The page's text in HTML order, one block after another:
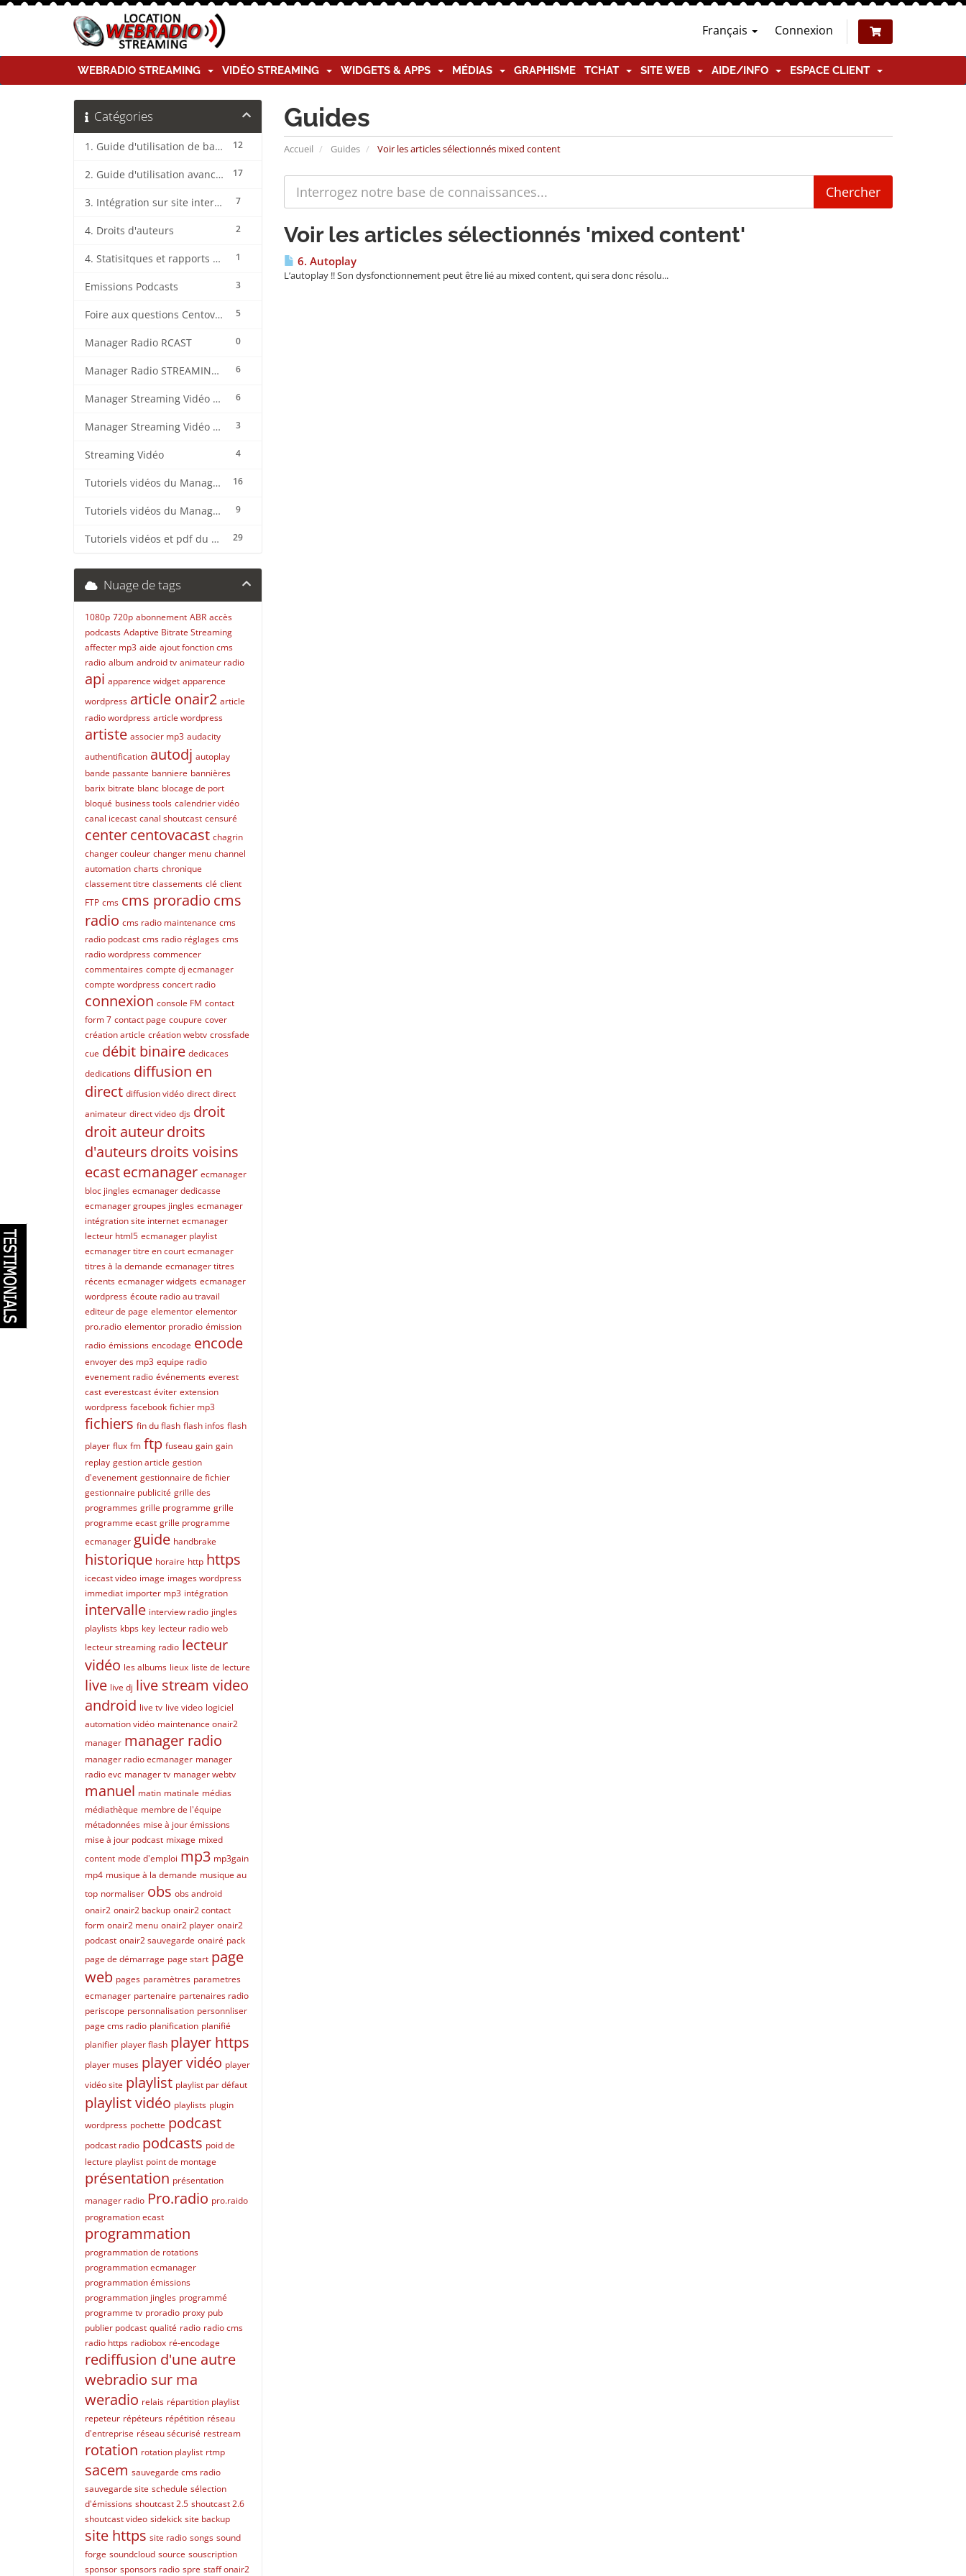
Français Connexion
WEBRADIO STREAMING VIDÉO STREAMING WIDGETS & APPS MÉDIAS GRAPHISME TCHAT SITE WEB AIDE/INFO ESPACE CLIENT
Guides
Accueil Guides Voir les articles sélectionnés mixed content
Catégories
12
1. Guide d'utilisation de base CentovaCast
17
2. Guide d'utilisation avancée CentovaCast
7
3. Intégration sur site internet CentovaCast
2
4. Droits d'auteurs
1
4. Statisitques et rapports CentovaCast
3
Emissions Podcasts
5
Foire aux questions CentovaCast
0
Manager Radio RCAST
6
Manager Radio STREAMING CENTER
6
Manager Streaming Vidéo TVMCP
3
Manager Streaming Vidéo VDO
4
Streaming Vidéo
16
Tutoriels vidéos du Manager Radio CentovaCast
9
Tutoriels vidéos du Manager Radio STREAMING CENTER
29
Tutoriels vidéos et pdf du CMS Radio Wordpress + OnAir2/Pro.Radio
Voir les articles sélectionnés 'mixed content'
6. Autoplay
L’autoplay !! Son dysfonctionnement peut être lié au mixed content, qui sera donc résolu...
Nuage de tags
1080p 720p abonnement ABR accès
podcasts Adaptive Bitrate Streaming
affecter mp3 aide ajout fonction cms
radio album android tv animateur radio
api apparence widget apparence
wordpress article onair2 article
radio wordpress article wordpress
artiste associer mp3 audacity
authentification autodj autoplay
bande passante banniere bannières
barix bitrate blanc blocage de port
bloqué business tools calendrier vidéo
canal icecast canal shoutcast censuré
centercentovacast chagrin
changer couleur changer menu channel
automation charts chronique
classement titre classements clé client
FTP cms cms proradio cms
radio cms radio maintenance cms
radio podcast cms radio réglages cms
radio wordpress commencer
commentaires compte dj ecmanager
compte wordpress concert radio
connexion console FM contact
form 7 contact page coupure cover
création article création webtv crossfade
cue débit binaire dedicaces
dedications diffusion en
direct diffusion vidéo direct direct
animateur direct video djs droit
droit auteurdroits
d'auteurs droits voisins
ecastecmanager ecmanager
bloc jingles ecmanager dedicasse
ecmanager groupes jingles ecmanager
intégration site internet ecmanager
lecteur html5 ecmanager playlist
ecmanager titre en court ecmanager
titres à la demande ecmanager titres
récents ecmanager widgets ecmanager
wordpress écoute radio au travail
editeur de page elementor elementor
pro.radio elementor proradio émission
radio émissions encodage encode
envoyer des mp3 equipe radio
evenement radio événements everest
cast everestcast éviter extension
wordpress facebook fichier mp3
fichiers fin du flash flash infos flash
player flux fm ftp fuseau gain gain
replay gestion article gestion
d'evenement gestionnaire de fichier
gestionnaire publicité grille des
programmes grille programme grille
programme ecast grille programme
ecmanager guide handbrake
historique horaire http https
icecast video image images wordpress
immediat importer mp3 intégration
intervalle interview radio jingles
playlists kbps key lecteur radio web
lecteur streaming radio lecteur
vidéo les albums lieux liste de lecture
live live dj live stream video
android live tv live video logiciel
automation vidéo maintenance onair2
manager manager radio
manager radio ecmanager manager
radio evc manager tv manager webtv
manuel matin matinale médias
médiathèque membre de l'équipe
métadonnées mise à jour émissions
mise à jour podcast mixage mixed
content mode d'emploi mp3 mp3gain
mp4 musique à la demande musique au
top normaliser obs obs android
onair2 onair2 backup onair2 contact
form onair2 menu onair2 player onair2
podcast onair2 sauvegarde onairé pack
page de démarrage page start page
web pages paramètres parametres
ecmanager partenaire partenaires radio
periscope personnalisation personnliser
page cms radio planification planifié
planifier player flash player https
player muses player vidéo player
vidéo site playlist playlist par défaut
playlist vidéo playlists plugin
wordpress pochette podcast
podcast radio podcasts poid de
lecture playlist point de montage
présentation présentation
manager radio Pro.radio pro.raido
programation ecast
programmation
programmation de rotations
programmation ecmanager
programmation émissions
programmation jingles programmé
programme tv proradio proxy pub
publier podcast qualité radio radio cms
radio https radiobox ré-encodage
rediffusion d'une autre
webradio sur ma
weradio relais répartition playlist
repeteur répéteurs répétition réseau
d'entreprise réseau sécurisé restream
rotation rotation playlist rtmp
sacem sauvegarde cms radio
sauvegarde site schedule sélection
d'émissions shoutcast 2.5 shoutcast 2.6
shoutcast video sidekick site backup
site https site radio songs sound
forge soundcloud source souscription
sponsor sponsors radio spre staff onair2